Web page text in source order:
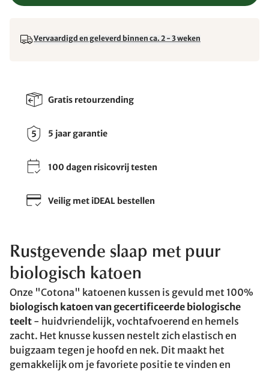
Vervaardigd en geleverd binnen ca. 2 - 3 weken
Gratis retourzending
5 jaar garantie
100 dagen risicovrij testen
Veilig met iDEAL bestellen
Rustgevende slaap met puur
biologisch katoen
Onze "Cotona" katoenen kussen is gevuld met 100%
biologisch katoen van gecertificeerde biologische
teelt - huidvriendelijk, vochtafvoerend en hemels
zacht. Het knusse kussen nestelt zich elastisch en
buigzaam tegen je hoofd en nek. Dit maakt het
gemakkelijk om je favoriete positie te vinden en